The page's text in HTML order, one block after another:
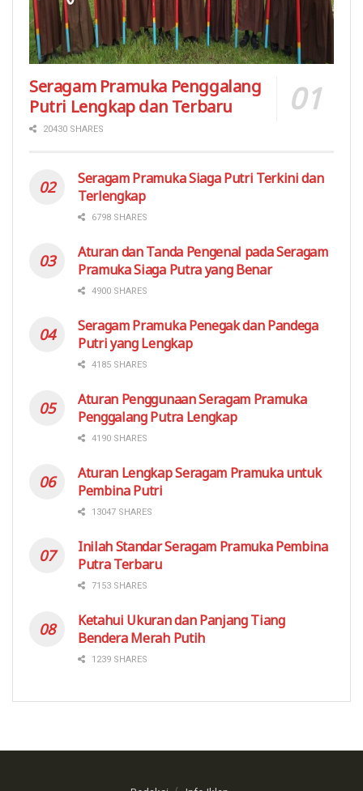
Seragam Pramuka Penggalang
Putri Lengkap dan Terbaru
20430 SHARES
Seragam Pramuka Siaga Putri Terkini dan
Terlengkap
6798 SHARES
Aturan dan Tanda Pengenal pada Seragam
Pramuka Siaga Putra yang Benar
4900 SHARES
Seragam Pramuka Penegak dan Pandega
Putri yang Lengkap
4185 SHARES
Aturan Penggunaan Seragam Pramuka
Penggalang Putra Lengkap
4190 SHARES
Aturan Lengkap Seragam Pramuka untuk
Pembina Putri
13047 SHARES
Inilah Standar Seragam Pramuka Pembina
Putra Terbaru
7153 SHARES
Ketahui Ukuran dan Panjang Tiang
Bendera Merah Putih
1239 SHARES